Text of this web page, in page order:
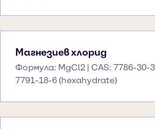
Магнезиев хлорид
Формула: MgCl2 | CAS: 7786-30-
7791-18-6 (hexahydrate)